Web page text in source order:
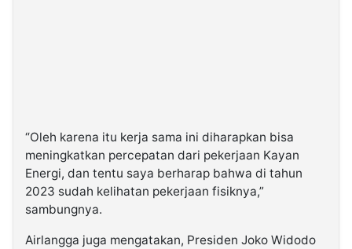
“Oleh karena itu kerja sama ini diharapkan bisa
meningkatkan percepatan dari pekerjaan Kayan
Energi, dan tentu saya berharap bahwa di tahun
2023 sudah kelihatan pekerjaan fisiknya,”
sambungnya.
Airlangga juga mengatakan, Presiden Joko Widodo